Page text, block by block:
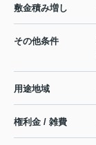
敷金積み増し
その他条件
用途地域
権利金 / 雑費